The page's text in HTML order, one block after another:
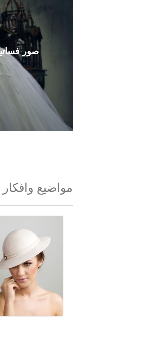
صور
مواضيع